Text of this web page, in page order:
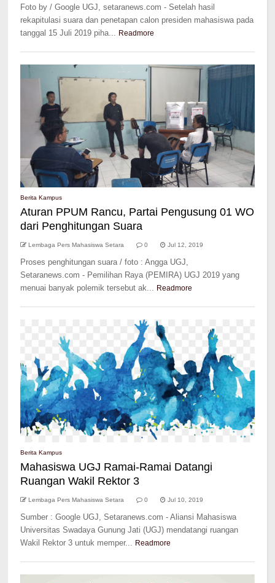
Foto by / Google UGJ, setaranews.com - Setelah hasil
rekapitulasi suara dan penetapan calon presiden mahasiswa pada
tanggal 15 Juli 2019 piha... Readmore
Berita Kampus
Aturan PPUM Rancu, Partai Pengusung 01 WO
dari Penghitungan Suara
Lembaga Pers Mahasiswa Setara 0 Jul 12, 2019
Proses penghitungan suara / foto : Angga UGJ,
Setaranews.com - Pemilihan Raya (PEMIRA) UGJ 2019 yang
menuai banyak polemik tersebut ak... Readmore
Berita Kampus
Mahasiswa UGJ Ramai-Ramai Datangi
Ruangan Wakil Rektor 3
Lembaga Pers Mahasiswa Setara 0 Jul 10, 2019
Sumber : Google UGJ, Setaranews.com - Aliansi Mahasiswa
Universitas Swadaya Gunung Jati (UGJ) mendatangi ruangan
Wakil Rektor 3 untuk memper... Readmore